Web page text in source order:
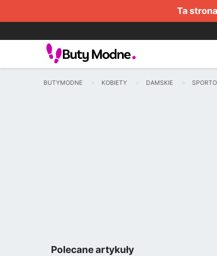
Ta
BUTYMODNE KOBIETY DAMSKIE
Polecane artykuły